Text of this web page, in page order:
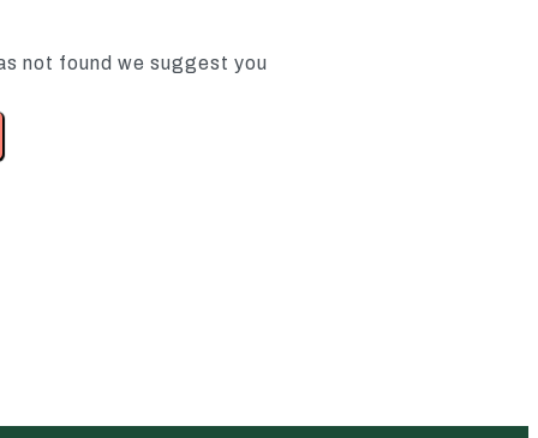
not found we suggest you